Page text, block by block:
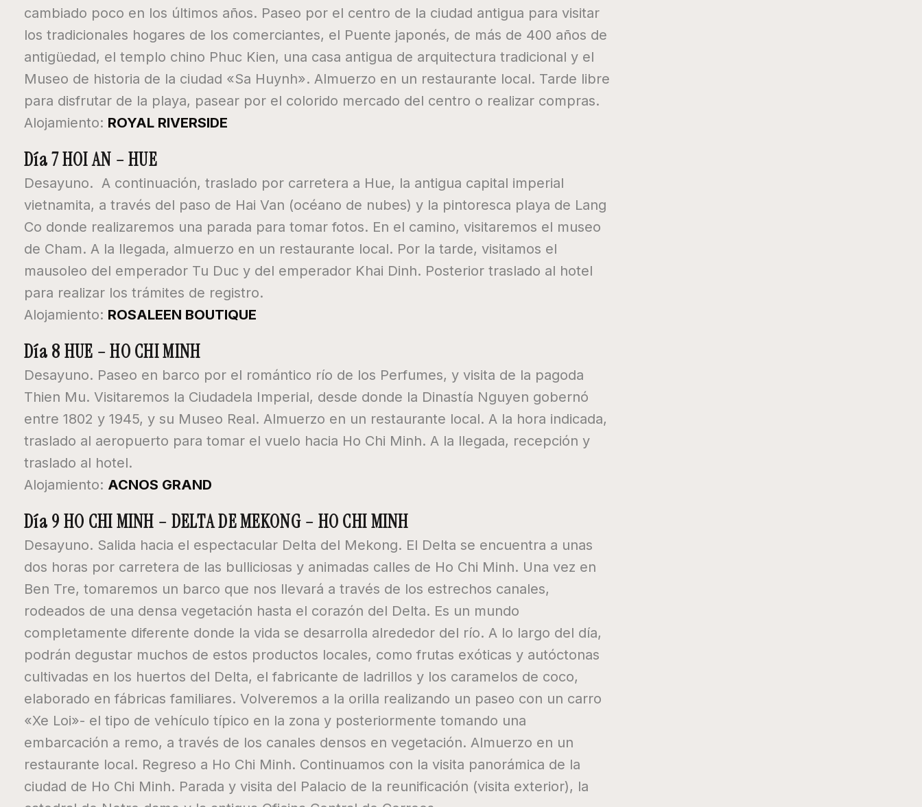
cambiado poco en los últimos años. Paseo por el centro de la ciudad antigua para visitar
los tradicionales hogares de los comerciantes, el Puente japonés, de más de 400 años de
antigüedad, el templo chino Phuc Kien, una casa antigua de arquitectura tradicional y el
Museo de historia de la ciudad «Sa Huynh». Almuerzo en un restaurante local. Tarde libre
para disfrutar de la playa, pasear por el colorido mercado del centro o realizar compras.
Alojamiento: ROYAL RIVERSIDE
Día 7 HOI AN – HUE
Desayuno. A continuación, traslado por carretera a Hue, la antigua capital imperial
vietnamita, a través del paso de Hai Van (océano de nubes) y la pintoresca playa de Lang
Co donde realizaremos una parada para tomar fotos. En el camino, visitaremos el museo
de Cham. A la llegada, almuerzo en un restaurante local. Por la tarde, visitamos el
mausoleo del emperador Tu Duc y del emperador Khai Dinh. Posterior traslado al hotel
para realizar los trámites de registro.
Alojamiento: ROSALEEN BOUTIQUE
Día 8 HUE – HO CHI MINH
Desayuno. Paseo en barco por el romántico río de los Perfumes, y visita de la pagoda
Thien Mu. Visitaremos la Ciudadela Imperial, desde donde la Dinastía Nguyen gobernó
entre 1802 y 1945, y su Museo Real. Almuerzo en un restaurante local. A la hora indicada,
traslado al aeropuerto para tomar el vuelo hacia Ho Chi Minh. A la llegada, recepción y
traslado al hotel.
Alojamiento: ACNOS GRAND
Día 9 HO CHI MINH – DELTA DE MEKONG – HO CHI MINH
Desayuno. Salida hacia el espectacular Delta del Mekong. El Delta se encuentra a unas
dos horas por carretera de las bulliciosas y animadas calles de Ho Chi Minh. Una vez en
Ben Tre, tomaremos un barco que nos llevará a través de los estrechos canales,
rodeados de una densa vegetación hasta el corazón del Delta. Es un mundo
completamente diferente donde la vida se desarrolla alrededor del río. A lo largo del día,
podrán degustar muchos de estos productos locales, como frutas exóticas y autóctonas
cultivadas en los huertos del Delta, el fabricante de ladrillos y los caramelos de coco,
elaborado en fábricas familiares. Volveremos a la orilla realizando un paseo con un carro
«Xe Loi»- el tipo de vehículo típico en la zona y posteriormente tomando una
embarcación a remo, a través de los canales densos en vegetación. Almuerzo en un
restaurante local. Regreso a Ho Chi Minh. Continuamos con la visita panorámica de la
ciudad de Ho Chi Minh. Parada y visita del Palacio de la reunificación (visita exterior), la